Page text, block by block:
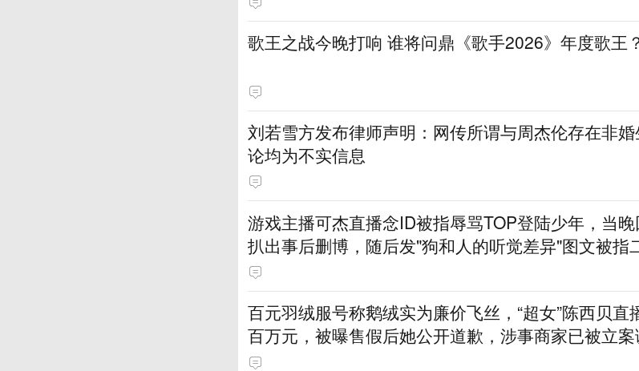
歌王之战今晚打响 谁将问鼎《歌手2026》年度歌王
刘若雪方发布律师声明：网传所谓与周杰伦存在非
论均为不实信息
游戏主播可杰直播念ID被指辱骂TOP登陆少年，当
扒出事后删博，随后发"狗和人的听觉差异"图文被指
丝
百元羽绒服号称鹅绒实为廉价飞丝，“超女”陈西贝直
百万元，被曝售假后她公开道歉，涉事商家已被立